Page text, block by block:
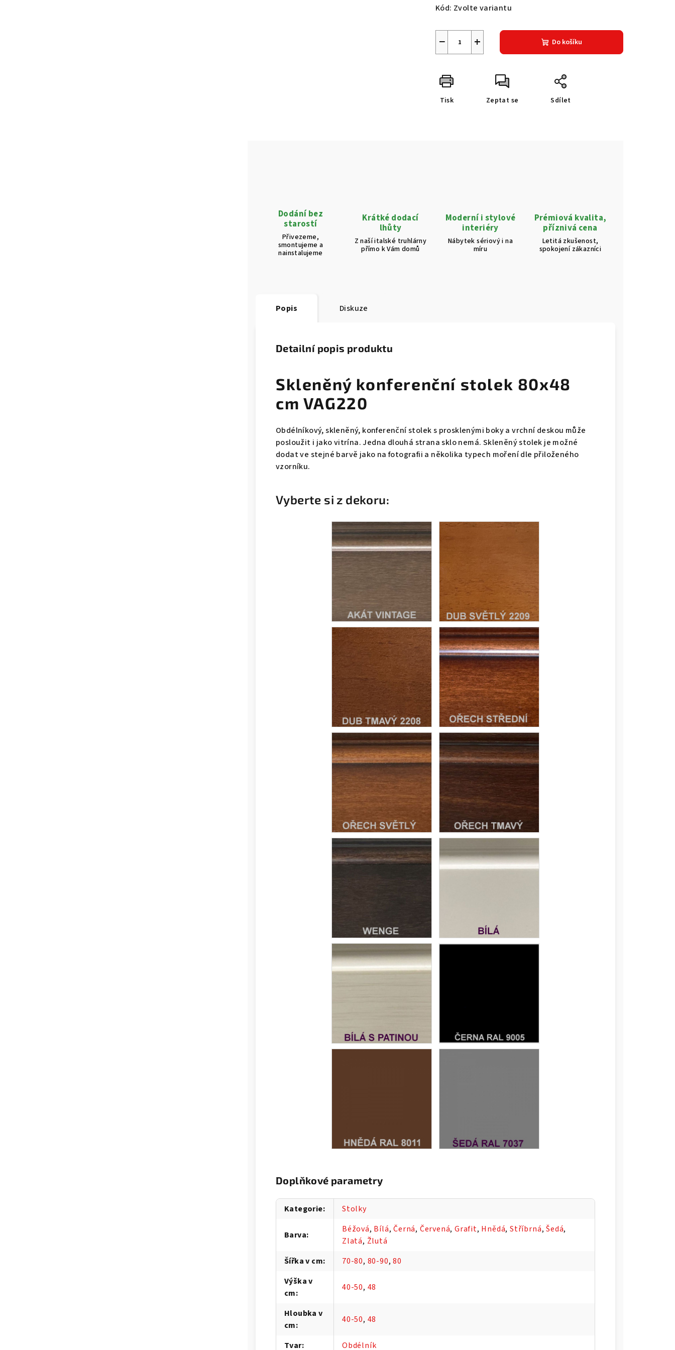
Kód: Zvolte variantu
+
− Do košíku
Tisk Zeptat se Sdílet
Dodání bez
starostí
Přivezeme,
smontujeme a
nainstalujeme
Krátké dodací
lhůty
Z naší italské truhlárny
přímo k Vám domů
Moderní i stylové
interiéry
Nábytek sériový i na
míru
Prémiová kvalita,
příznivá cena
Letitá zkušenost,
spokojení zákazníci
Popis Diskuze
Detailní popis produktu
Skleněný konferenční stolek 80x48
cm VAG220
Obdélníkový, skleněný, konferenční stolek s prosklenými boky a vrchní deskou může
posloužit i jako vitrína. Jedna dlouhá strana sklo nemá. Skleněný stolek je možné
dodat ve stejné barvě jako na fotografii a několika typech moření dle přiloženého
vzorníku.
Vyberte si z dekoru:
Doplňkové parametry
Kategorie: Stolky
Barva:
Béžová, Bílá,Černá, Červená,Grafit, Hnědá,Stříbrná,Šedá,
Zlatá, Žlutá
Šířka v cm: 70-80, 80-90,80
Výška v
cm:
40-50, 48
Hloubka v
cm:
40-50, 48
Tvar: Obdélník